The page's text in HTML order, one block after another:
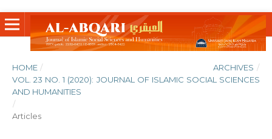
HOME / ARCHIVES /
VOL. 23 NO. 1 (2020): JOURNAL OF ISLAMIC SOCIAL SCIENCES
AND HUMANITIES
/
Articles